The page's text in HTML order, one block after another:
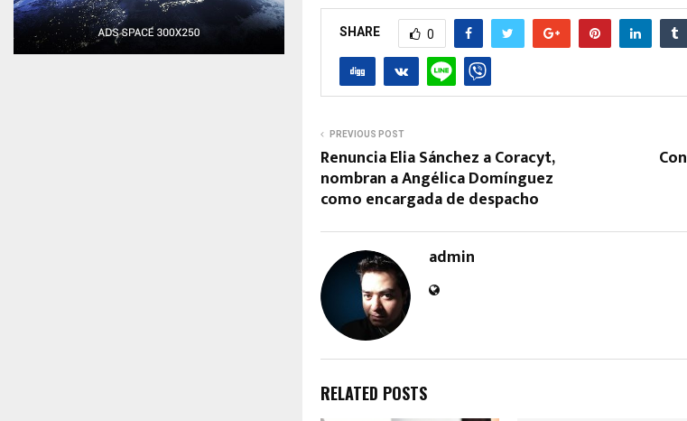
SHARE 0
PREVIOUS POST
Renuncia Elia Sánchez a Coracyt,
nombran a Angélica Domínguez
como encargada de despacho
admin
RELATED POSTS
Reply Retweet Favorite